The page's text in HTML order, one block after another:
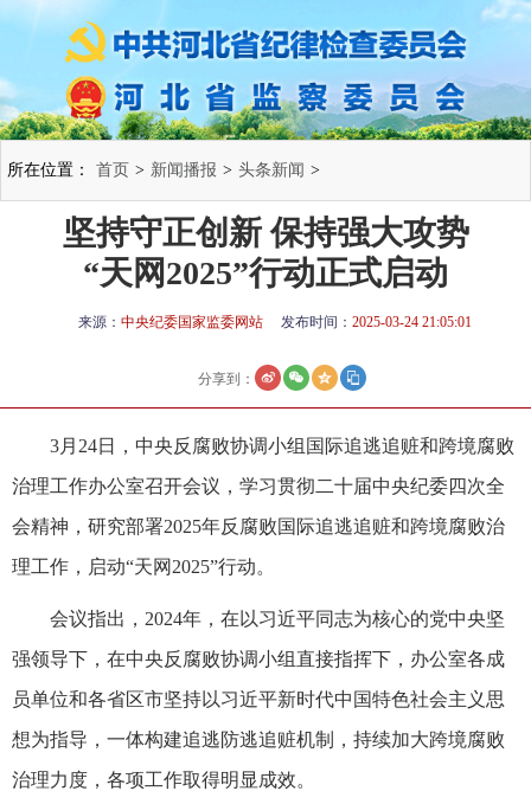
所在位置： 首页 > 新闻播报 > 头条新闻 >
坚持守正创新 保持强大攻势
“天网2025”行动正式启动
来源： 中央纪委国家监委网站 发布时间： 2025-03-24 21:05:01
分享到：
3月24日，中央反腐败协调小组国际追逃追赃和跨境腐败
治理工作办公室召开会议，学习贯彻二十届中央纪委四次全
会精神，研究部署2025年反腐败国际追逃追赃和跨境腐败治
理工作，启动“天网2025”行动。
会议指出，2024年，在以习近平同志为核心的党中央坚
强领导下，在中央反腐败协调小组直接指挥下，办公室各成
员单位和各省区市坚持以习近平新时代中国特色社会主义思
想为指导，一体构建追逃防逃追赃机制，持续加大跨境腐败
治理力度，各项工作取得明显成效。